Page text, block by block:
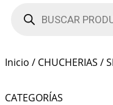
Inicio / CHUCHERIAS /
CATEGORÍAS